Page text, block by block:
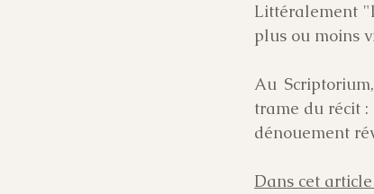
Littéralement
plus ou moins
Au
trame du récit
dénouement
Dans cet article